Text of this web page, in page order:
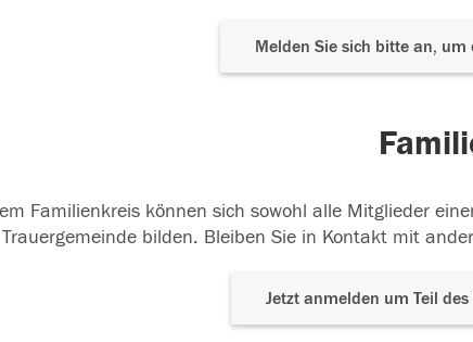
Melden Sie sich bitte an, um
Familienkreis können sich sowohl alle Mitglieder
Trauergemeinde bilden. Bleiben Sie in Kontakt mit
Jetzt anmelden um Teil